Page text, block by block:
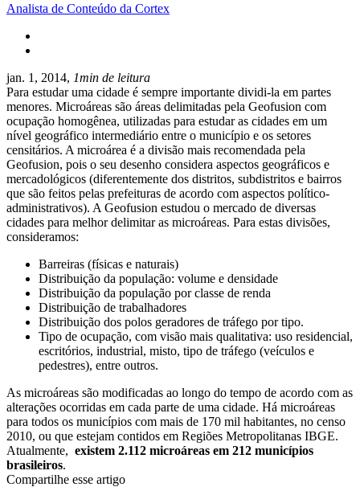
Analista de Conteúdo da Cortex
jan. 1, 2014, 1min de leitura
Para estudar uma cidade é sempre importante dividi-la em partes
menores. Microáreas são áreas delimitadas pela Geofusion com
ocupação homogênea, utilizadas para estudar as cidades em um
nível geográfico intermediário entre o município e os setores
censitários. A microárea é a divisão mais recomendada pela
Geofusion, pois o seu desenho considera aspectos geográficos e
mercadológicos (diferentemente dos distritos, subdistritos e bairros
que são feitos pelas prefeituras de acordo com aspectos político-
administrativos). A Geofusion estudou o mercado de diversas
cidades para melhor delimitar as microáreas. Para estas divisões,
consideramos:
Barreiras (físicas e naturais)
Distribuição da população: volume e densidade
Distribuição da população por classe de renda
Distribuição de trabalhadores
Distribuição dos polos geradores de tráfego por tipo.
Tipo de ocupação, com visão mais qualitativa: uso residencial,
escritórios, industrial, misto, tipo de tráfego (veículos e
pedestres), entre outros.
As microáreas são modificadas ao longo do tempo de acordo com as
alterações ocorridas em cada parte de uma cidade. Há microáreas
para todos os municípios com mais de 170 mil habitantes, no censo
2010, ou que estejam contidos em Regiões Metropolitanas IBGE.
Atualmente, existem 2.112 microáreas em 212 municípios
brasileiros.
Compartilhe esse artigo